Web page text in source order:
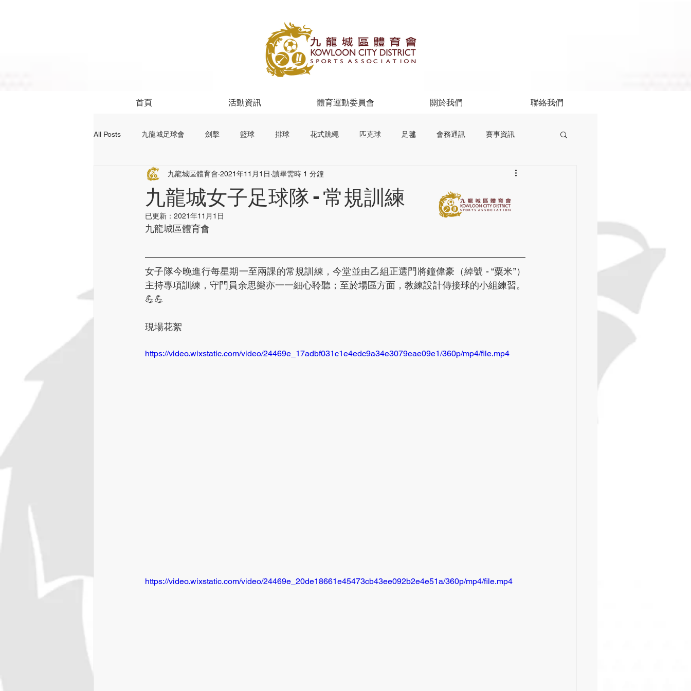
首頁 活動資訊 體育運動委員會 關於我們 聯絡我們
All Posts 九龍城足球會 劍擊 籃球 排球 花式跳繩 匹克球 足毽 會務通訊 賽事資訊
24前足球資訊
九龍城女子足球隊 - 常規訓練
九龍城區體育會 2021年11月1日 讀畢需時 1 分鐘
已更新： 2021年11月1日
九龍城區體育會
女子隊今晚進行每星期一至兩課的常規訓練，今堂並由乙組正選門將鐘偉豪（綽號 - “粟米”）
主持專項訓練，守門員余思樂亦一一細心聆聽；至於場區方面，教練設計傳接球的小組練習。
💪💪
現場花絮
https://video.wixstatic.com/video/24469e_17adbf031c1e4edc9a34e3079eae09e1/360p/mp4/file.mp4
https://video.wixstatic.com/video/24469e_20de18661e45473cb43ee092b2e4e51a/360p/mp4/file.mp4